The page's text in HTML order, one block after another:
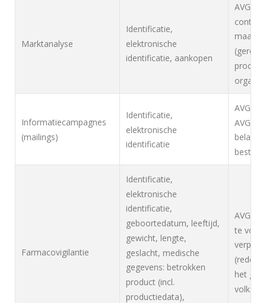
Marktanalyse
Identificatie,
elektronische
identificatie, aankopen
AVG,
Informatiecampagnes
(mailings)
Identificatie,
elektronische
identificatie
AVG,
AVG,
belang:
Farmacovigilantie
Identificatie,
elektronische
identificatie,
geboortedatum, leeftijd,
gewicht, lengte,
geslacht, medische
gegevens: betrokken
product (incl.
productiedata),
AVG,
te
het